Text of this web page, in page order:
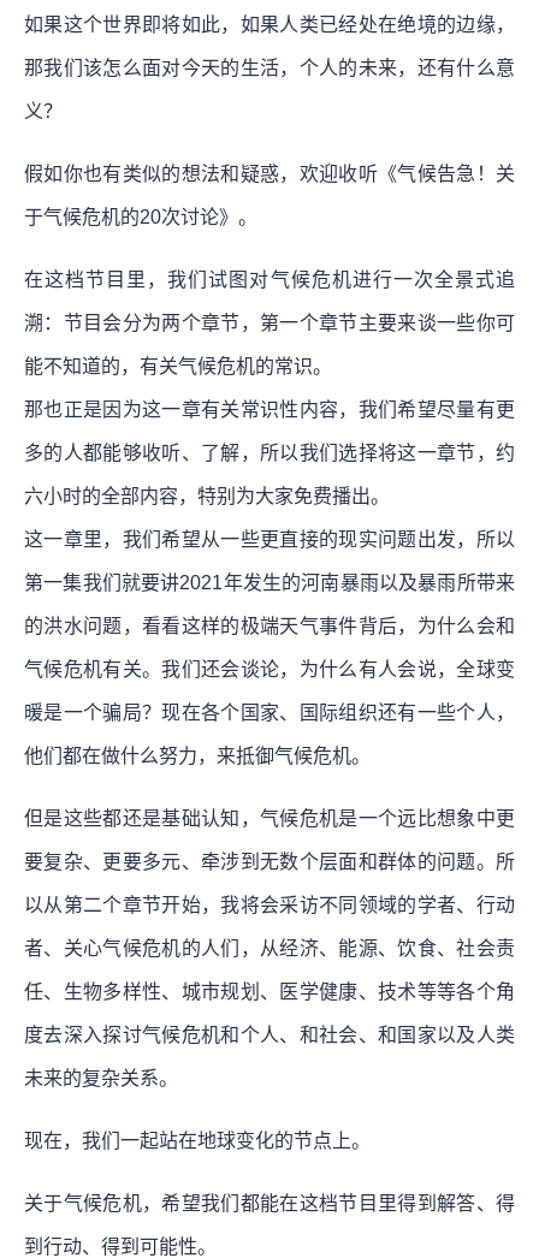
如果这个世界即将如此，如果人类已经处在绝境的边缘，
那我们该怎么面对今天的生活，个人的未来，还有什么意
义？
假如你也有类似的想法和疑惑，欢迎收听《气候告急！关
于气候危机的20次讨论》。
在这档节目里，我们试图对气候危机进行一次全景式追
溯：节目会分为两个章节，第一个章节主要来谈一些你可
能不知道的，有关气候危机的常识。
那也正是因为这一章有关常识性内容，我们希望尽量有更
多的人都能够收听、了解，所以我们选择将这一章节，约
六小时的全部内容，特别为大家免费播出。
这一章里，我们希望从一些更直接的现实问题出发，所以
第一集我们就要讲2021年发生的河南暴雨以及暴雨所带来
的洪水问题，看看这样的极端天气事件背后，为什么会和
气候危机有关。我们还会谈论，为什么有人会说，全球变
暖是一个骗局？现在各个国家、国际组织还有一些个人，
他们都在做什么努力，来抵御气候危机。
但是这些都还是基础认知，气候危机是一个远比想象中更
要复杂、更要多元、牵涉到无数个层面和群体的问题。所
以从第二个章节开始，我将会采访不同领域的学者、行动
者、关心气候危机的人们，从经济、能源、饮食、社会责
任、生物多样性、城市规划、医学健康、技术等等各个角
度去深入探讨气候危机和个人、和社会、和国家以及人类
未来的复杂关系。
现在，我们一起站在地球变化的节点上。
关于气候危机，希望我们都能在这档节目里得到解答、得
到行动、得到可能性。